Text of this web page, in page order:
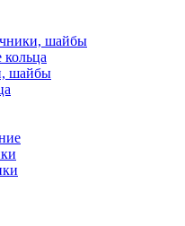
шайбы
шайбы